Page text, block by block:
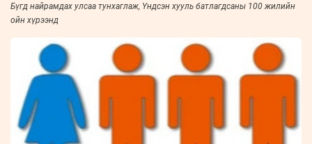
Бүгд найрамдах улсаа тунхаглаж, Үндсэн хууль батлагдсаны 100 жилийн
ойн хүрээнд